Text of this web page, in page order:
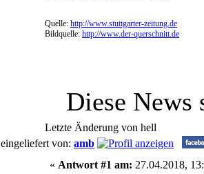
Quelle: http://www.stuttgarter-zeitung.de
Bildquelle: http://www.der-querschnitt.de
Diese News
Letzte Änderung von hell
eingeliefert von: amb
« Antwort #1 am: 27.04.2018,